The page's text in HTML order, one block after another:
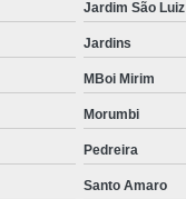
Jardim São Luiz
Jardins
MBoi Mirim
Morumbi
Pedreira
Santo Amaro